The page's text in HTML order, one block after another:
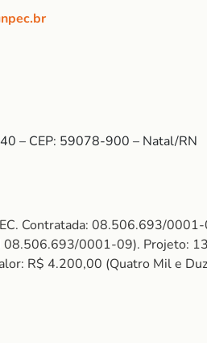
– CEP: 59078-900 – Natal/RN
Contratada: 08.506.693/
08.506.693/0001-09). Projeto:
R$ 4.200,00 (Quatro Mil e